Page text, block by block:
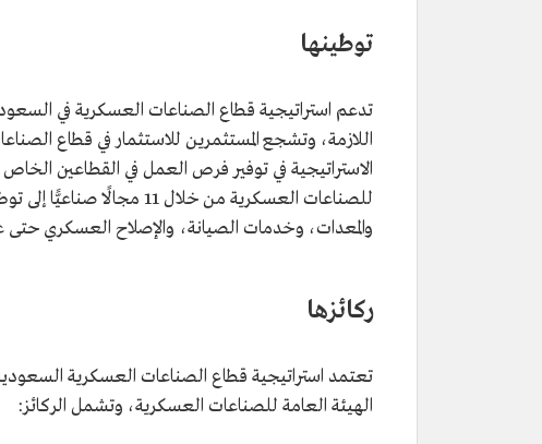
توطينها
تدعم استراتيجية قطاع الصناعات العسكرية في
اللازمة، وتشجع المستثمرين للاستثمار في قطاع
الاستراتيجية في توفير فرص العمل في القطاعين
والمعدات، وخدمات الصيانة، والإصلاح العسكري حتى عام
ركائزها
تعتمد استراتيجية قطاع الصناعات العسكرية
الهيئة العامة للصناعات العسكرية، وتشمل الركائز: